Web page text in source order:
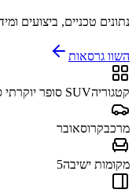
נתונים טכניים, ביצועים
השוו גרסאות
קטגוריהSUV סופר יוקרתי ספורטיבי
מרכבקרוסאובר
מקומות ישיבה5